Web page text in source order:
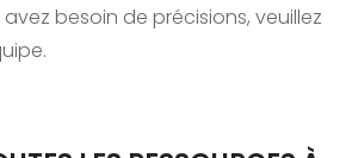
besoin de précisions, veuillez